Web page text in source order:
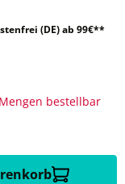
(DE) ab 99€**
bestellbar